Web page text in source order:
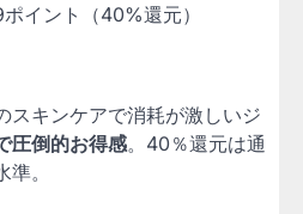
ポイント（40%還元）
スキンケアで消耗が激しいジ
圧倒的お得感。40％還元は通
。